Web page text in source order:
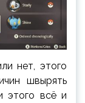
нет, этого
швырять
этого всё и